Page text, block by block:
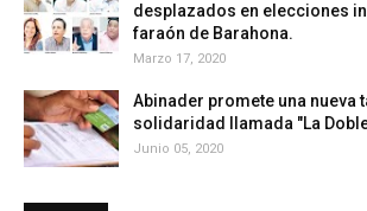
desplazados en elecciones
faraón de Barahona.
Marzo 17, 2020
Abinader promete una nueva
solidaridad llamada "La
Junio 05, 2020